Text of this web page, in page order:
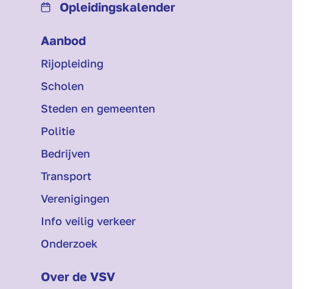
Opleidings­kalender
Aanbod
Rijopleiding
Scholen
Steden en gemeenten
Politie
Bedrijven
Transport
Verenigingen
Info veilig verkeer
Onderzoek
Over de VSV